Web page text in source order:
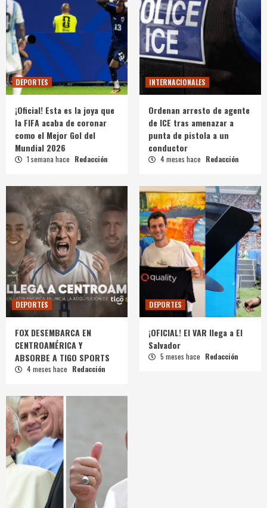
DEPORTES
¡Oficial! Esta es la joya que
la FIFA acaba de coronar
como el Mejor Gol del
Mundial 2026
1 semana hace Redacción
INTERNACIONALES
Ordenan arresto de agente
de ICE tras amenazar a
punta de pistola a un
conductor
4 meses hace Redacción
DEPORTES
FOX DESEMBARCA EN
CENTROAMÉRICA Y
ABSORBE A TIGO SPORTS
4 meses hace Redacción
DEPORTES
¡OFICIAL! El VAR llega a El
Salvador
5 meses hace Redacción